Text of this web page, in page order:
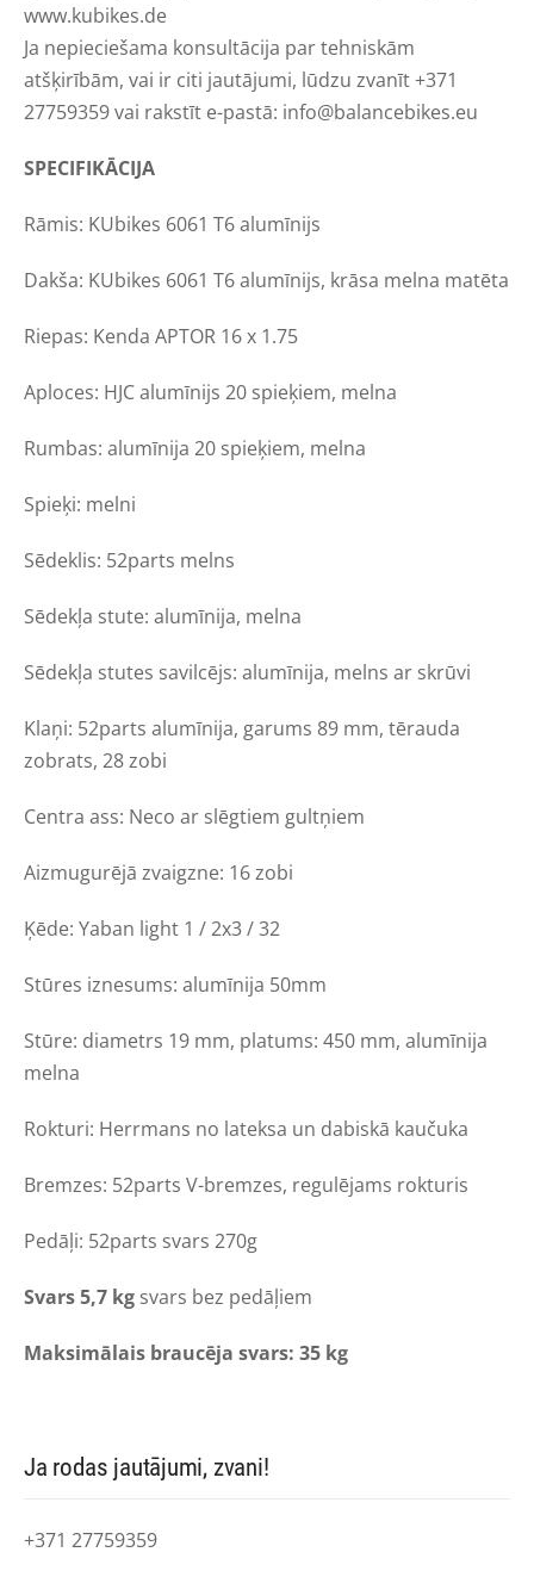
Ja rodas jautājumi, zvani!
+371 27759359
www.kubikes.de
Ja nepieciešama konsultācija par tehniskām
atšķirībām, vai ir citi jautājumi, lūdzu zvanīt +371
27759359 vai rakstīt e-pastā: info@balancebikes.eu
SPECIFIKĀCIJA
Rāmis: KUbikes 6061 T6 alumīnijs
Dakša: KUbikes 6061 T6 alumīnijs, krāsa melna matēta
Riepas: Kenda APTOR 16 x 1.75
Aploces: HJC alumīnijs 20 spieķiem, melna
Rumbas: alumīnija 20 spieķiem, melna
Spieķi: melni
Sēdeklis: 52parts melns
Sēdekļa stute: alumīnija, melna
Sēdekļa stutes savilcējs: alumīnija, melns ar skrūvi
Klaņi: 52parts alumīnija, garums 89 mm, tērauda
zobrats, 28 zobi
Centra ass: Neco ar slēgtiem gultņiem
Aizmugurējā zvaigzne: 16 zobi
Ķēde: Yaban light 1 / 2x3 / 32
Stūres iznesums: alumīnija 50mm
Stūre: diametrs 19 mm, platums: 450 mm, alumīnija
melna
Rokturi: Herrmans no lateksa un dabiskā kaučuka
Bremzes: 52parts V-bremzes, regulējams rokturis
Pedāļi: 52parts svars 270g
Svars 5,7 kg svars bez pedāļiem
Maksimālais braucēja svars: 35 kg